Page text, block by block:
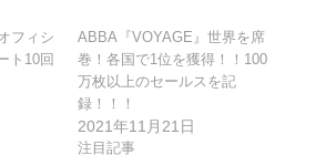
フィシ
ト10回
ABBA『VOYAGE』世界を席
巻！各国で1位を獲得！！100
万枚以上のセールスを記
録！！！
2021年11月21日
注目記事